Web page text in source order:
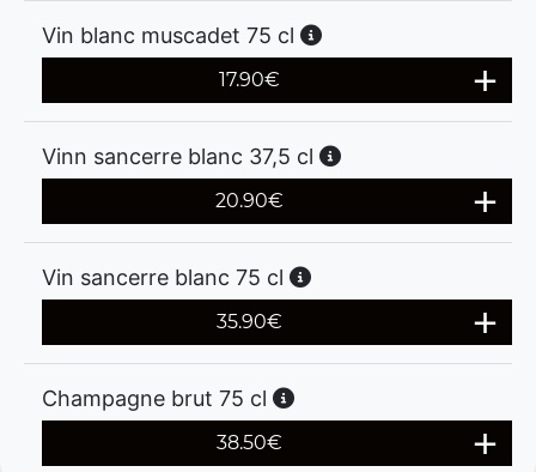
Vin blanc muscadet 75 cl
17.90€
Vinn sancerre blanc 37,5 cl
20.90€
Vin sancerre blanc 75 cl
35.90€
Champagne brut 75 cl
38.50€